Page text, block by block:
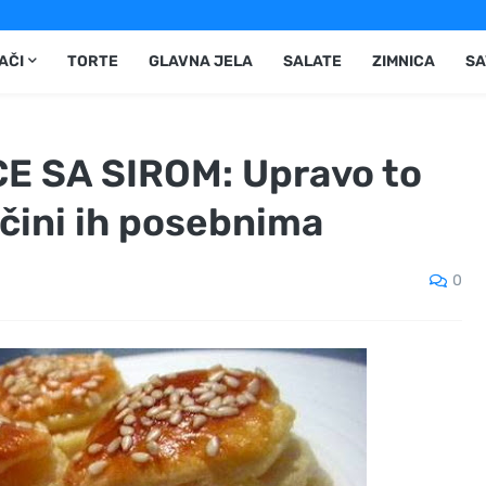
TORTE GLAVNA JELA SALATE ZIMNICA
SA SIROM: Upravo to
ih posebnima
0